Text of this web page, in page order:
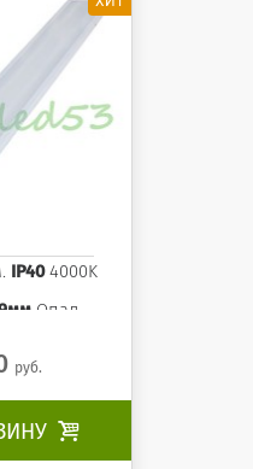
IP404000K
Опал
руб.
